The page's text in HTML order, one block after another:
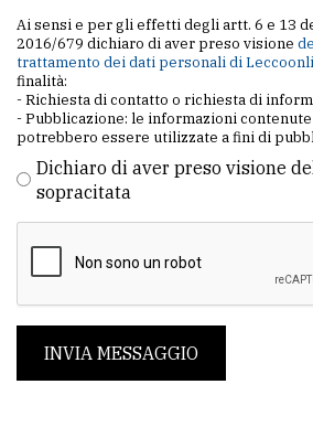
Ai sensi e per gli effetti degli artt. 6 e 13
2016/679 dichiaro di aver preso visione
trattamento dei dati personali di
finalità:
- Richiesta di contatto o richiesta di
- Pubblicazione: le informazioni
potrebbero essere utilizzate a fini di
Dichiaro di aver preso visione
sopracitata
INVIA MESSAGGIO